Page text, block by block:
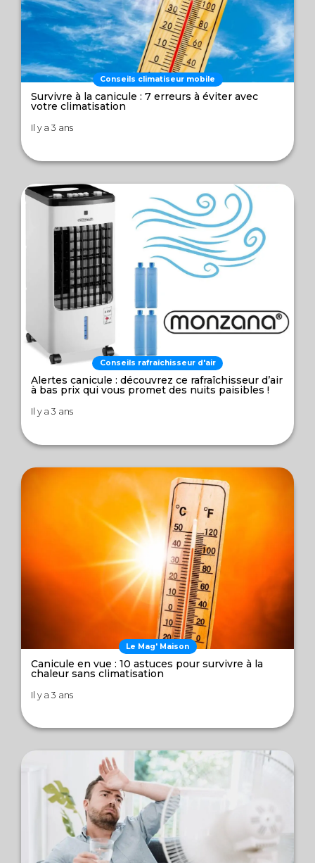
Conseils climatiseur mobile
Survivre à la canicule : 7 erreurs à éviter avec
votre climatisation
Il y a 3 ans
Conseils rafraîchisseur d'air
Alertes canicule : découvrez ce rafraîchisseur d’air
à bas prix qui vous promet des nuits paisibles !
Il y a 3 ans
Le Mag' Maison
Canicule en vue : 10 astuces pour survivre à la
chaleur sans climatisation
Il y a 3 ans